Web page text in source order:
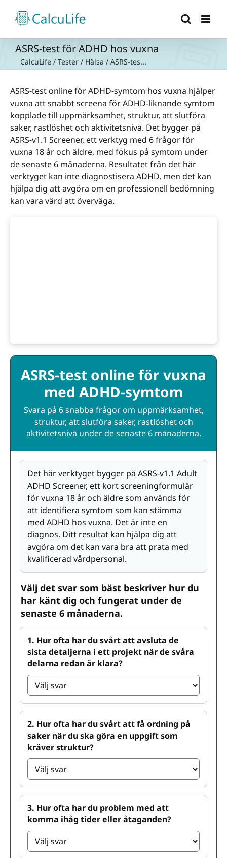
innehållet
ASRS-test för ADHD hos vuxna
CalcuLife / Tester / Hälsa / ASRS-tes...
ASRS-test online för ADHD-symtom hos vuxna hjälper
vuxna att snabbt screena för ADHD-liknande symtom
kopplade till uppmärksamhet, struktur, att slutföra
saker, rastlöshet och aktivitetsnivå. Det bygger på
ASRS-v1.1 Screener, ett verktyg med 6 frågor för
vuxna 18 år och äldre, med fokus på symtom under
de senaste 6 månaderna. Resultatet från det här
verktyget kan inte diagnostisera ADHD, men det kan
hjälpa dig att avgöra om en professionell bedömning
kan vara värd att överväga.
ASRS-test online för vuxna
med ADHD-symtom
Svara på 6 snabba frågor om uppmärksamhet,
struktur, att slutföra saker, rastlöshet och
aktivitetsnivå under de senaste 6 månaderna.
Det här verktyget bygger på ASRS-v1.1 Adult
ADHD Screener, ett kort screeningformulär
för vuxna 18 år och äldre som används för
att identifiera symtom som kan stämma
med ADHD hos vuxna. Det är inte en
diagnos. Ditt resultat kan hjälpa dig att
avgöra om det kan vara bra att prata med
kvalificerad vårdpersonal.
Välj det svar som bäst beskriver hur du
har känt dig och fungerat under de
senaste 6 månaderna.
1. Hur ofta har du svårt att avsluta de
sista detaljerna i ett projekt när de svåra
delarna redan är klara?
2. Hur ofta har du svårt att få ordning på
saker när du ska göra en uppgift som
kräver struktur?
3. Hur ofta har du problem med att
komma ihåg tider eller åtaganden?